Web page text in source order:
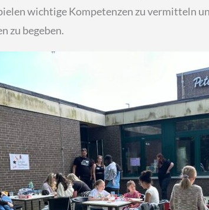
wichtige Kompetenzen zu vermitteln
zu begeben.